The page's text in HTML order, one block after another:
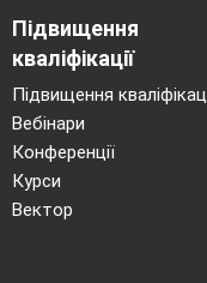
Підвищення
кваліфікації
Підвищення
Вебінари
Конференції
Курси
Вектор